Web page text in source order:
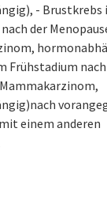
- Brustkrebs
der
Frühstadium
einem anderen